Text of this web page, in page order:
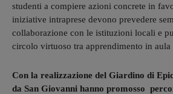
studenti a compiere azioni concrete in
iniziative intraprese devono prevedere
collaborazione con le istituzioni locali e
circolo virtuoso tra apprendimento in aula
Con la realizzazione del Giardino di
da San Giovanni hanno promosso